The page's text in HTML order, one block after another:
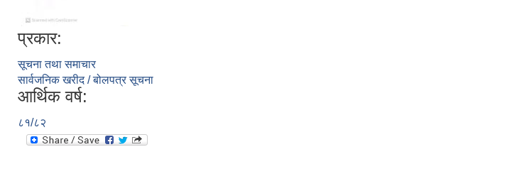
प्रकार:
सूचना तथा समाचार
सार्वजनिक खरीद / बोलपत्र सूचना
आर्थिक वर्ष:
८१/८२